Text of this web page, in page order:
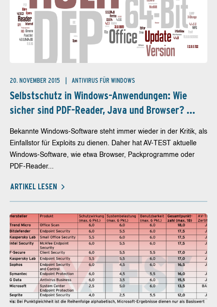
20. NOVEMBER 2015 ANTIVIRUS FÜR WINDOWS
Selbstschutz in Windows-Anwendungen: Wie
sicher sind PDF-Reader, Java und Browser? ...
Bekannte Windows-Software steht immer wieder in der Kritik, als
Einfallstor für Exploits zu dienen. Daher hat AV-TEST aktuelle
Windows-Software, wie etwa Browser, Packprogramme oder
PDF-Reader...
ARTIKEL LESEN